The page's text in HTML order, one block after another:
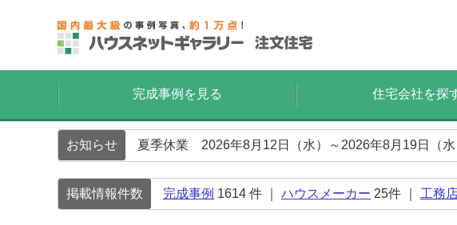
完成事例を見る 住宅会社を探
お知らせ 夏季休業 2026年8月12日（水）～2026年8月19日（
掲載情報件数 完成事例 1614 件 ｜ ハウスメーカー 25件 ｜ 工務